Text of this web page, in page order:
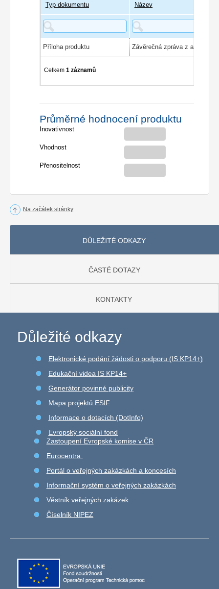
Typ dokumentu Název
Příloha produktu Závěrečná zpráva z auditu
Celkem1 záznamů
Průměrné hodnocení produktu
Inovativnost
Vhodnost
Přenositelnost
Na začátek stránky
DŮLEŽITÉ ODKAZY
ČASTÉ DOTAZY
KONTAKTY
Důležité odkazy
Elektronické podání žádosti o podporu (IS KP14+)
Edukační videa IS KP14+
Generátor povinné publicity
Mapa projektů ESIF
Informace o dotacích (DotInfo)
Evropský sociální fond
Zastoupení Evropské komise v ČR
Eurocentra
Portál o veřejných zakázkách a koncesích
Informační systém o veřejných zakázkách
Věstník veřejných zakázek
Číselník NIPEZ